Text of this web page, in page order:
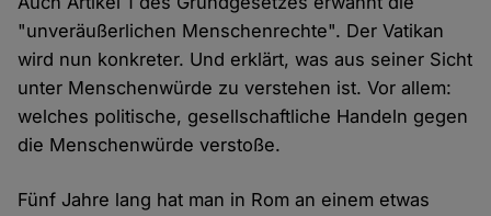
"unveräußerlichen Menschenrechte". Der Vatikan
wird nun konkreter. Und erklärt, was aus seiner Sicht
unter Menschenwürde zu verstehen ist. Vor allem:
welches politische, gesellschaftliche Handeln gegen
die Menschenwürde verstoße.
Fünf Jahre lang hat man in Rom an einem etwas